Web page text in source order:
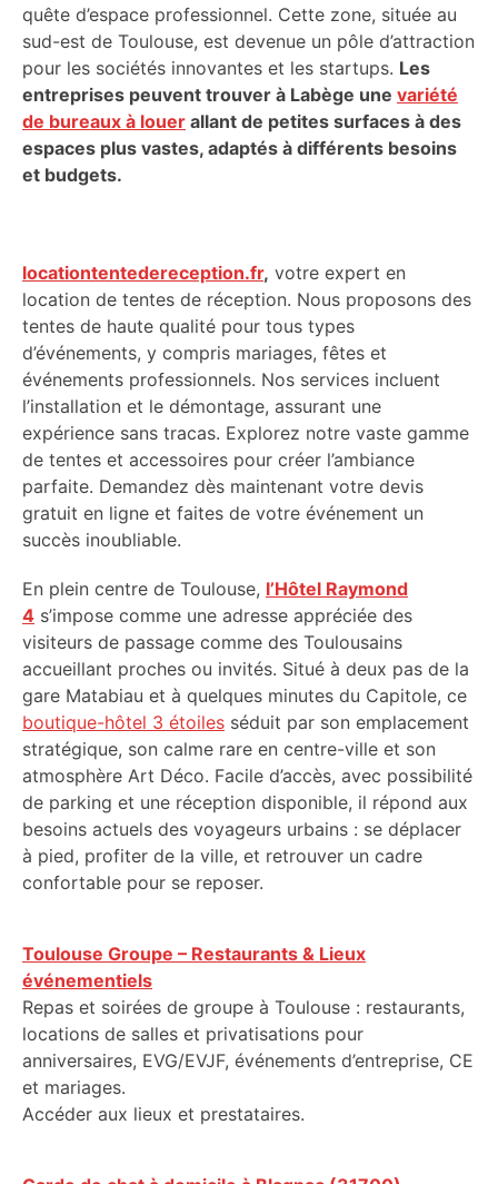
quête d’espace professionnel. Cette zone, située au
sud-est de Toulouse, est devenue un pôle d’attraction
pour les sociétés innovantes et les startups. Les
entreprises peuvent trouver à Labège une variété
de bureaux à louer allant de petites surfaces à des
espaces plus vastes, adaptés à différents besoins
et budgets.
locationtentedereception.fr, votre expert en
location de tentes de réception. Nous proposons des
tentes de haute qualité pour tous types
d’événements, y compris mariages, fêtes et
événements professionnels. Nos services incluent
l’installation et le démontage, assurant une
expérience sans tracas. Explorez notre vaste gamme
de tentes et accessoires pour créer l’ambiance
parfaite. Demandez dès maintenant votre devis
gratuit en ligne et faites de votre événement un
succès inoubliable.
En plein centre de Toulouse, l’Hôtel Raymond
4 s’impose comme une adresse appréciée des
visiteurs de passage comme des Toulousains
accueillant proches ou invités. Situé à deux pas de la
gare Matabiau et à quelques minutes du Capitole, ce
boutique-hôtel 3 étoiles séduit par son emplacement
stratégique, son calme rare en centre-ville et son
atmosphère Art Déco. Facile d’accès, avec possibilité
de parking et une réception disponible, il répond aux
besoins actuels des voyageurs urbains : se déplacer
à pied, profiter de la ville, et retrouver un cadre
confortable pour se reposer.
Toulouse Groupe – Restaurants & Lieux
événementiels
Repas et soirées de groupe à Toulouse : restaurants,
locations de salles et privatisations pour
anniversaires, EVG/EVJF, événements d’entreprise, CE
et mariages.
Accéder aux lieux et prestataires.